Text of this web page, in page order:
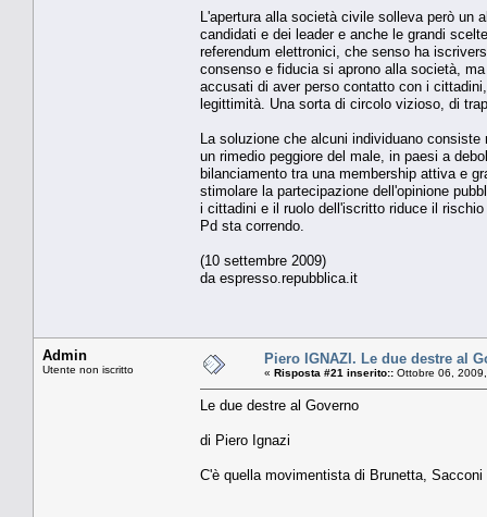
L'apertura alla società civile solleva però un
candidati e dei leader e anche le grandi
referendum elettronici, che senso ha
consenso e fiducia si aprono alla società,
accusati di aver perso contatto con i
legittimità. Una sorta di circolo vizioso, di
La soluzione che alcuni individuano
un rimedio peggiore del male, in paesi a
bilanciamento tra una membership attiva e
stimolare la partecipazione dell'opinione
i cittadini e il ruolo dell'iscritto riduce il
Pd sta correndo.
(10 settembre 2009)
da espresso.repubblica.it
Admin
Utente non iscritto
Piero IGNAZI. Le due destre al
« Risposta #21 inserito:: Ottobre 06,
Le due destre al Governo
di Piero Ignazi
C'è quella movimentista di Brunetta,